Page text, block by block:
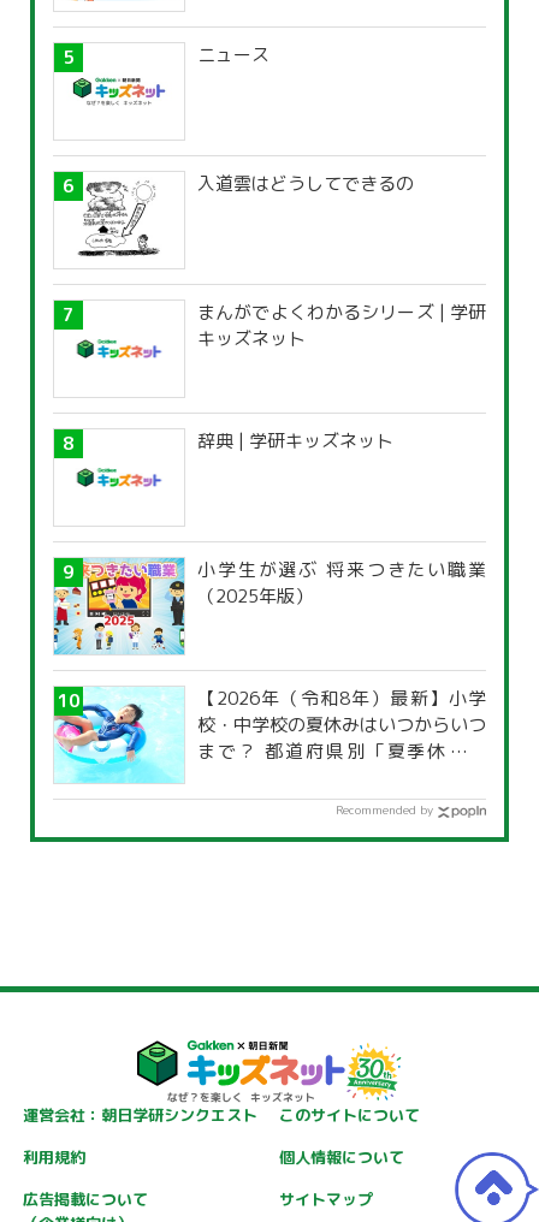
ニュース
入道雲はどうしてできるの
まんがでよくわかるシリーズ | 学研
キッズネット
辞典 | 学研キッズネット
小学生が選ぶ 将来つきたい職業
（2025年版）
【2026年（令和8年）最新】小学
校・中学校の夏休みはいつからいつ
まで？ 都道府県別「夏季休暇一
Recommended by
運営会社：朝日学研シンクエスト
このサイトについて
利用規約
個人情報について
広告掲載について
サイトマップ